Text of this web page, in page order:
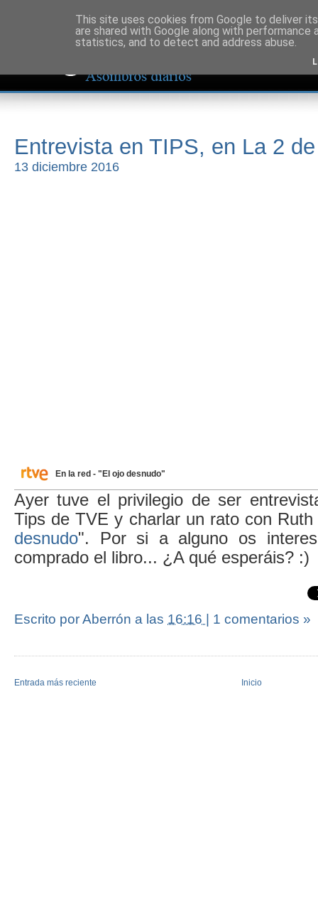
Entrevista en TIPS, en La 2
13 diciembre 2016
En la red - "El ojo desnudo"
Ayer tuve el privilegio de ser
Tips de TVE y charlar un rato con
desnudo". Por si a alguno os
comprado el libro... ¿A qué esperáis? :)
Escrito por Aberrón a las 16:16 1 comentarios »
Entrada más reciente Inicio
This site uses cookies from Google to deliver
are shared with Google along with
statistics, and to detect and address abuse.